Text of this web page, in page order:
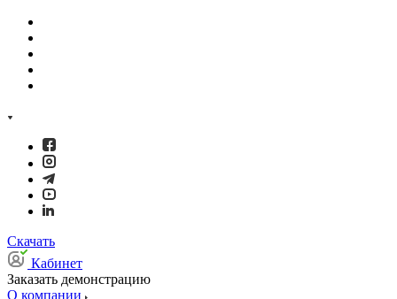
Скачать
Кабинет
Заказать демонстрацию
О компании